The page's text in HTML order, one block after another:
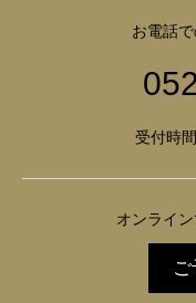
お電話
受付時
オンライ